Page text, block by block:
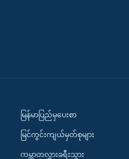
မြန်မာပြည်မှပေးစာ
မြင်ကွင်းကျယ်မှတ်စုများ
ကမ္ဘာတလွှားခရီးသွား